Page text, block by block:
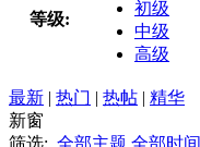
等级:
初级
中级
高级
最新 | 热门 | 热帖 | 精华
新窗
筛选: 全部主题 全部时间